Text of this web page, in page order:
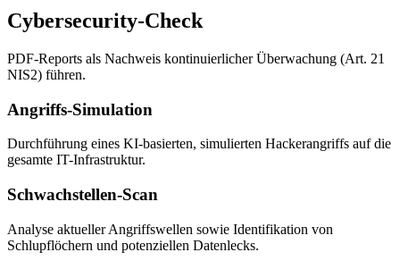
Cybersecurity-Check
PDF-Reports als Nachweis kontinuierlicher Überwachung (Art. 21
NIS2) führen.
Angriffs-Simulation
Durchführung eines KI-basierten, simulierten Hackerangriffs auf die
gesamte IT-Infrastruktur.
Schwachstellen-Scan
Analyse aktueller Angriffswellen sowie Identifikation von
Schlupflöchern und potenziellen Datenlecks.